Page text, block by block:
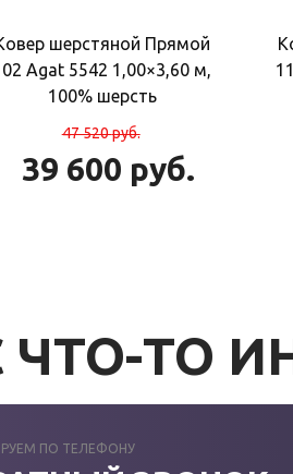
шерстяной Прямой
Agat 5542 1,00×3,60 м,
100% шерсть
47 520руб.
39 600 руб.
ЧТО-ТО
ПО ТЕЛЕФОНУ